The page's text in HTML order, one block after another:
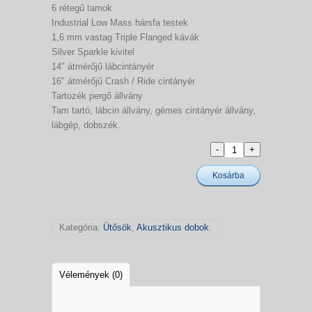
6 rétegű tamok
Industrial Low Mass hársfa testek
1,6 mm vastag Triple Flanged kávák
Silver Sparkle kivitel
14″ átmérőjű lábcintányér
16″ átmérőjű Crash / Ride cintányér
Tartozék pergő állvány
Tam tartó, lábcin állvány, gémes cintányér állvány,
lábgép, dobszék.
Kosárba
Kategória: Ütősök, Akusztikus dobok.
Vélemények (0)